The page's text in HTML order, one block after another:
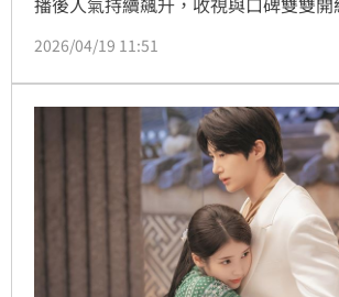
中山區打造期間限定「《21世紀大君夫
進大君與大君夫人的世界。
2026/04/19 11:51